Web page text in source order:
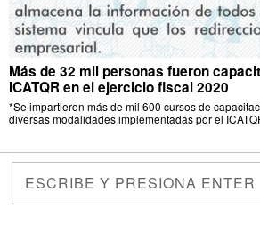
Más de 32 mil personas fueron
ICATQR en el ejercicio fiscal 2020
*Se impartieron más de mil 600 cursos de
diversas modalidades implementadas por el